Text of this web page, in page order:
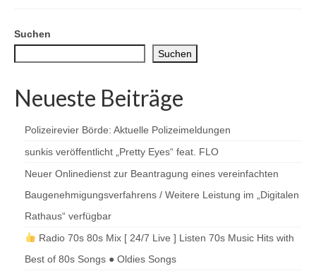
Suchen
Suchen
Neueste Beiträge
Polizeirevier Börde: Aktuelle Polizeimeldungen
sunkis veröffentlicht „Pretty Eyes“ feat. FLO
Neuer Onlinedienst zur Beantragung eines vereinfachten
Baugenehmigungsverfahrens / Weitere Leistung im „Digitalen
Rathaus“ verfügbar
Radio 70s 80s Mix [ 24/7 Live ] Listen 70s Music Hits with
Best of 80s Songs ● Oldies Songs